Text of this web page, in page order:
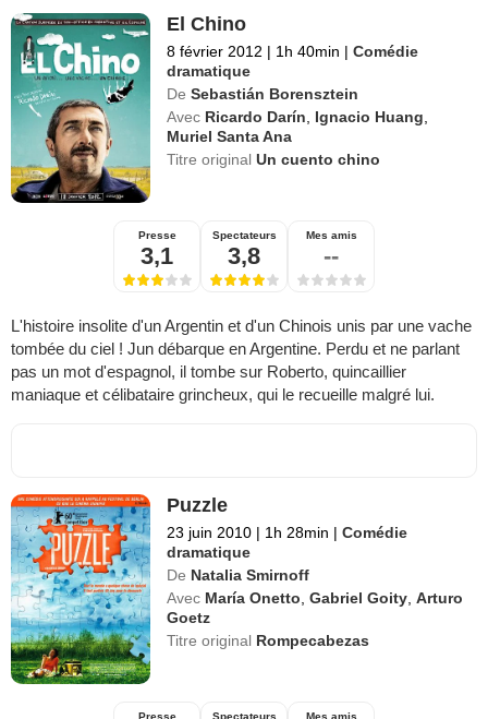
El Chino
8 février 2012 | 1h 40min | Comédie
dramatique
De Sebastián Borensztein
Avec Ricardo Darín Ignacio Huang
Muriel Santa Ana
Titre originalUn cuento chino
Presse
3,1
Spectateurs
3,8
Mes amis
--
L'histoire insolite d'un Argentin et d'un Chinois unis par une vache
tombée du ciel ! Jun débarque en Argentine. Perdu et ne parlant
pas un mot d'espagnol, il tombe sur Roberto, quincaillier
maniaque et célibataire grincheux, qui le recueille malgré lui.
Puzzle
23 juin 2010 | 1h 28min | Comédie
dramatique
De Natalia Smirnoff
Avec María Onetto ,Gabriel Goity ,Arturo
Goetz
Titre original Rompecabezas
Presse Spectateurs Mes amis